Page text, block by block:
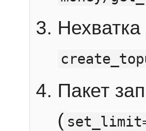
Пакет
(